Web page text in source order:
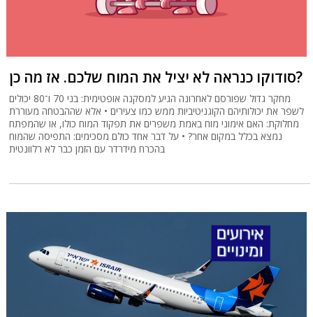
סודוקו כנראה לא יציל את המוח שלכם. אז מה כן?
מחקר גדול שפורסם לאחרונה הגיע למסקנה אופטימית: בני 70 ו־80 יכולים
לשפר את יכולותיהם הקוגניטיביות ממש כמו צעירים • אלא שההבטחה מעוררת
מחלוקת: האם אימוני מוח באמת משפרים את תפקוד המוח כולו, או שהמפתח
נמצא בכלל במקום אחר? • על דבר אחד כולם מסכימים: התפיסה שהמוח
בהכרח מידרדר עם הזמן כבר לא רלוונטית